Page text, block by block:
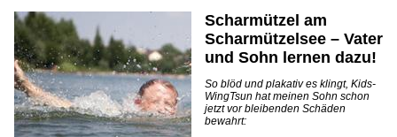
Scharmützel am
Scharmützelsee – Vater
und Sohn lernen dazu!
So blöd und plakativ es klingt, Kids-
WingTsun hat meinen Sohn schon
jetzt vor bleibenden Schäden
bewahrt: